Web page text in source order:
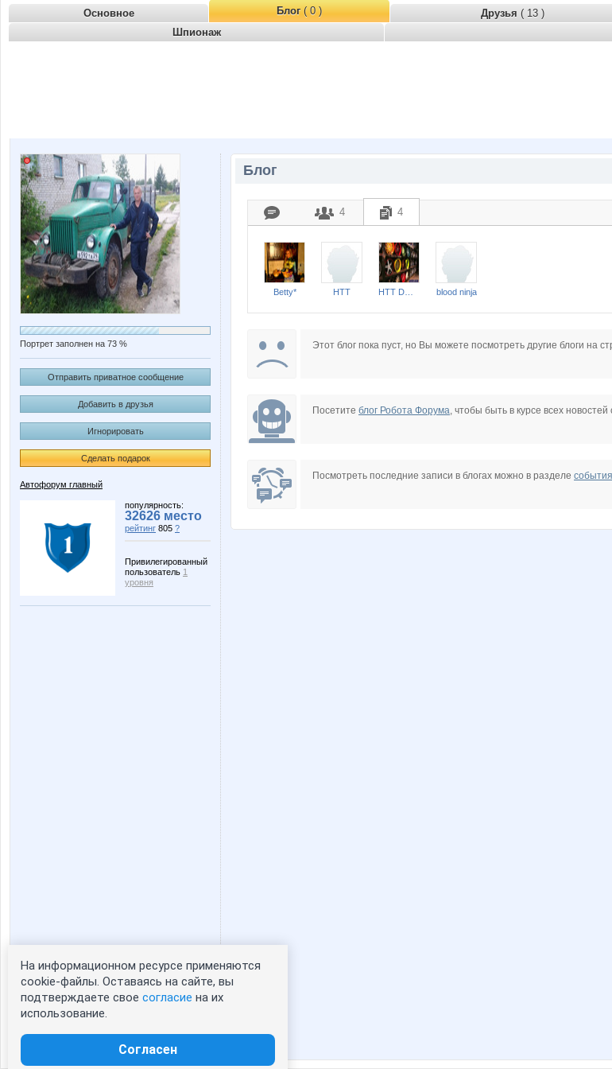
Основное Блог( 0 ) Друзья ( 13 )
Шпионаж
Портрет заполнен на 73 %
Отправить приватное сообщение
Добавить в друзья
Игнорировать
Сделать подарок
Автофорум главный
популярность:
32626 место
рейтинг 805 ?
Привилегированный
пользователь 1
уровня
Статистика портрета:
сейчас просматривают портрет - 0
зарегистрированные пользователи
Блог
4 4
Betty* HTT blood ninja
Этот блог пока пуст, но Вы можете посмотреть другие блоги на
Посетите блог Робота Форума, чтобы быть в курсе всех новостей
Посмотреть последние записи в блогах можно в разделе
На информационном ресурсе применяются
cookie-файлы. Оставаясь на сайте, вы
подтверждаете свое согласие на их
использование.
Согласен